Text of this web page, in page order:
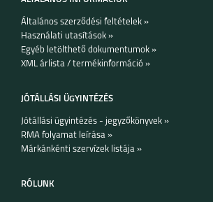
Általános szerződési feltételek »
Használati utasítások »
Egyéb letölthető dokumentumok »
XML árlista / termékinformáció »
JÓTÁLLÁSI ÜGYINTÉZÉS
Jótállási ügyintézés - jegyzőkönyvek »
RMA folyamat leírása »
Márkánkénti szervízek listája »
RÓLUNK